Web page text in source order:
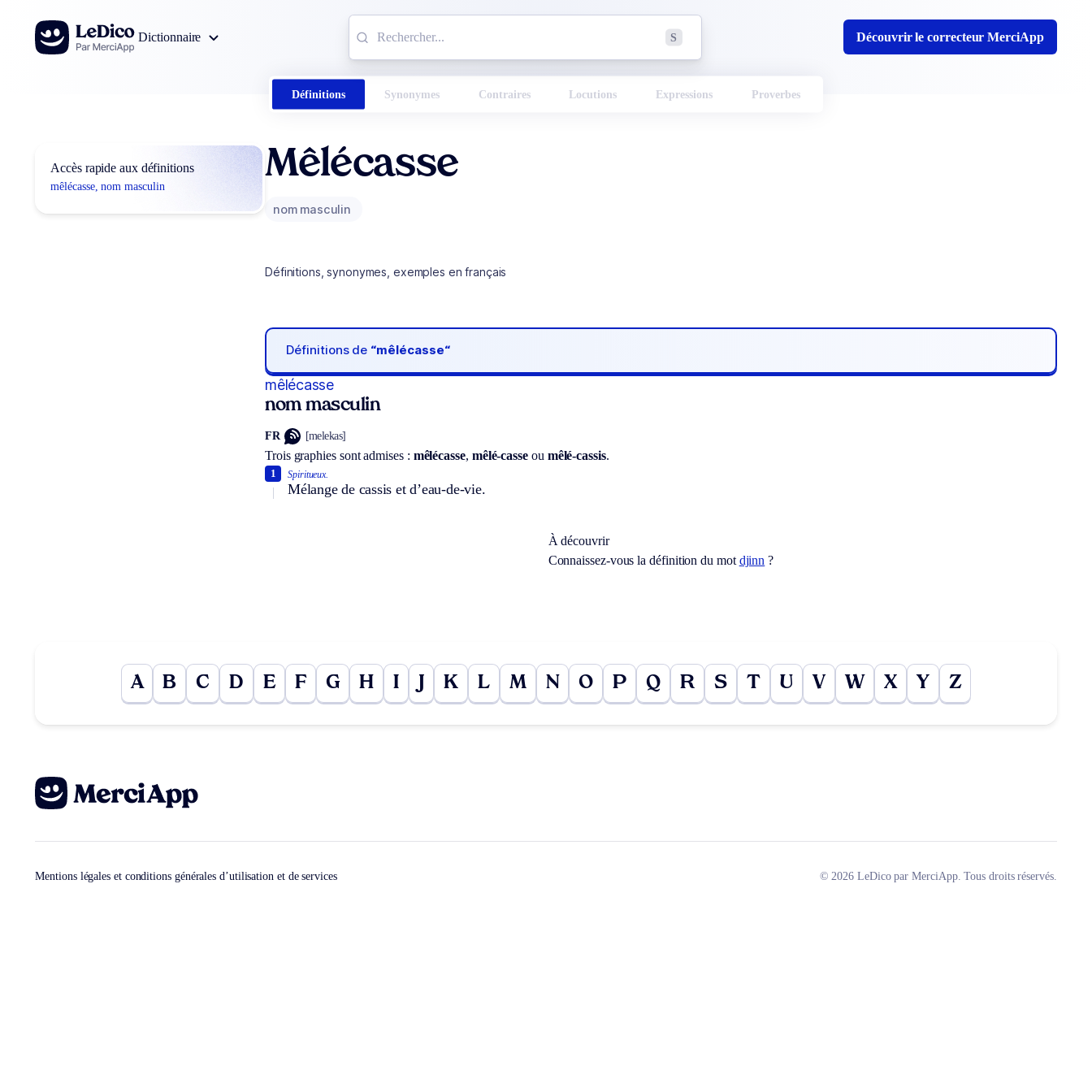
Aller au contenu
Dictionnaire
S Découvrir le correcteur MerciApp
Définitions Synonymes Contraires Locutions Expressions Proverbes
Accès rapide aux définitions
mêlécasse, nom masculin
Mêlécasse
nom masculin
Définitions, synonymes, exemples en français
Définitions de “mêlécasse“
mêlécasse
nom masculin
FR [melekas]
Trois graphies sont admises : mêlécasse, mêlé-casseou mêlé-cassis.
Spiritueux.
Mélange de cassis et d’eau-de-vie.
1
À découvrir
Connaissez-vous la définition du mot djinn ?
A B C D E F G H I K L M N O P Q R S T U V W X Y Z
Mentions légales et conditions générales d’utilisation et de services © 2026 LeDico par MerciApp. Tous droits réservés.